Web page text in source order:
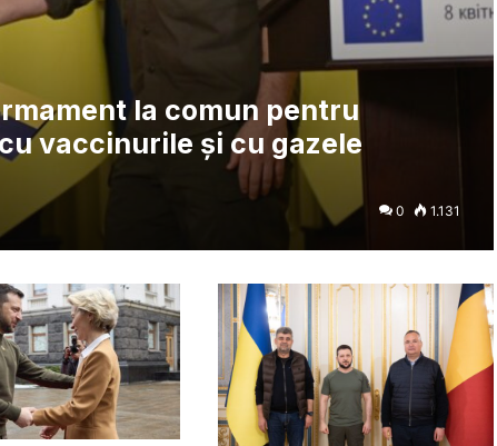
la comun pentru
vaccinurile și cu gazele
0 1.131